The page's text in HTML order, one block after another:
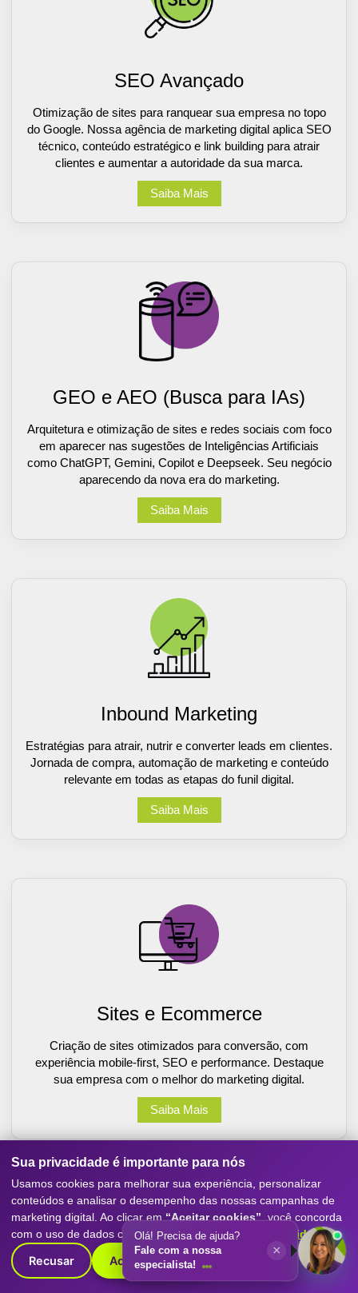
SEO Avançado
Otimização de sites para ranquear sua empresa no topo
do Google. Nossa agência de marketing digital aplica SEO
técnico, conteúdo estratégico e link building para atrair
clientes e aumentar a autoridade da sua marca.
Saiba Mais
GEO e AEO (Busca para IAs)
Arquitetura e otimização de sites e redes sociais com foco
em aparecer nas sugestões de Inteligências Artificiais
como ChatGPT, Gemini, Copilot e Deepseek. Seu negócio
aparecendo da nova era do marketing.
Saiba Mais
Inbound Marketing
Estratégias para atrair, nutrir e converter leads em clientes.
Jornada de compra, automação de marketing e conteúdo
relevante em todas as etapas do funil digital.
Saiba Mais
Sites e Ecommerce
Criação de sites otimizados para conversão, com
experiência mobile-first, SEO e performance. Destaque
sua empresa com o melhor do marketing digital.
Saiba Mais
Sua privacidade é importante para nós
Usamos cookies para melhorar sua experiência, personalizar
conteúdos e analisar o desempenho das nossas campanhas de
marketing digital. Ao clicar em “Aceitar cookies” , você concorda
com o uso de dados conforme nossaPolítica de Privacidade.
Recusar Aceitar cookies
Olá! Precisa de ajuda?
Fale com a nossa
especialista!
×